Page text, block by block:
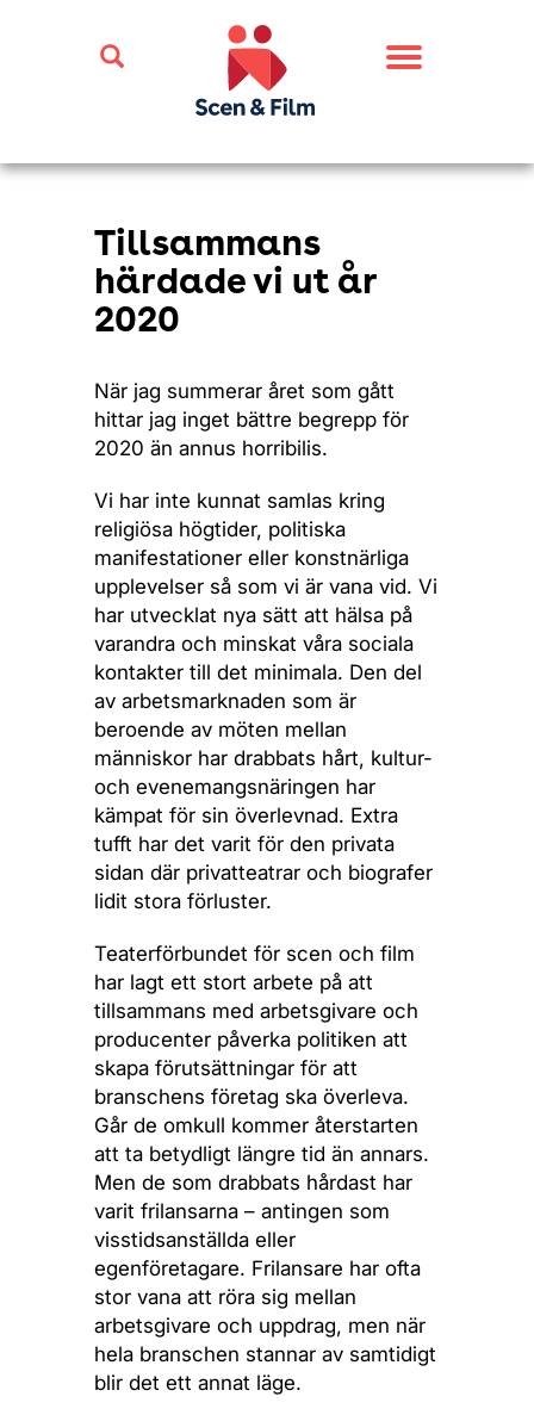
Toggle
Tillsammans
härdade vi ut år
2020
När jag summerar året som gått
hittar jag inget bättre begrepp för
2020 än annus horribilis.
Vi har inte kunnat samlas kring
religiösa högtider, politiska
manifestationer eller konstnärliga
upplevelser så som vi är vana vid. Vi
har utvecklat nya sätt att hälsa på
varandra och minskat våra sociala
kontakter till det minimala. Den del
av arbetsmarknaden som är
beroende av möten mellan
människor har drabbats hårt, kultur-
och evenemangsnäringen har
kämpat för sin överlevnad. Extra
tufft har det varit för den privata
sidan där privatteatrar och biografer
lidit stora förluster.
Teaterförbundet för scen och film
har lagt ett stort arbete på att
tillsammans med arbetsgivare och
producenter påverka politiken att
skapa förutsättningar för att
branschens företag ska överleva.
Går de omkull kommer återstarten
att ta betydligt längre tid än annars.
Men de som drabbats hårdast har
varit frilansarna – antingen som
visstidsanställda eller
egenföretagare. Frilansare har ofta
stor vana att röra sig mellan
arbetsgivare och uppdrag, men när
hela branschen stannar av samtidigt
blir det ett annat läge.